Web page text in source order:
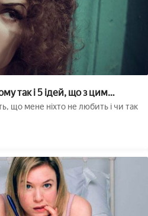
так і 5 ідей, що з цим
що мене ніхто не любить і чи так